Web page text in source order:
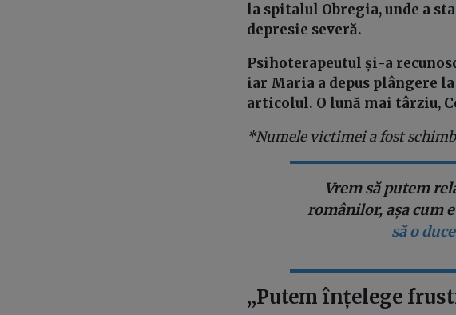
la spitalul Obregia, unde a
depresie severă.
Psihoterapeutul și-a
iar Maria a depus plângere
articolul. O lună mai târziu,
*Numele victimei a fost
Vrem să putem
românilor, așa cum e
să o
„Putem înțelege